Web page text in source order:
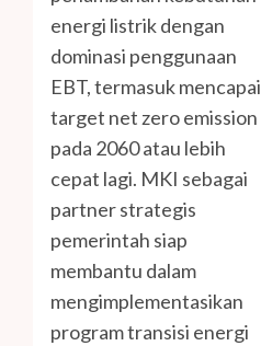
energi listrik dengan
dominasi penggunaan
EBT, termasuk mencapai
target net zero emission
pada 2060 atau lebih
cepat lagi. MKI sebagai
partner strategis
pemerintah siap
membantu dalam
mengimplementasikan
program transisi energi